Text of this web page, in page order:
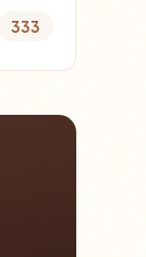
333